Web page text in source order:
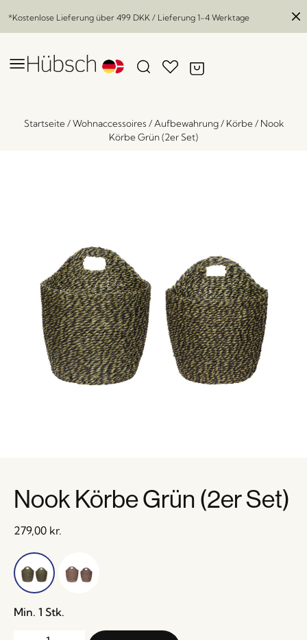
*Kostenlose Lieferung über 499 DKK / Lieferung 1-4 Werktage
Startseite/Wohnaccessoires / Aufbewahrung/ Körbe/ Nook
Körbe Grün (2er Set)
Nook Körbe Grün (2er Set)
279,00 kr.
Min. 1 Stk.